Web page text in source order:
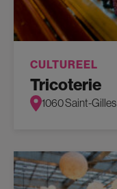
CULTUREEL
Tricoterie
1060 Saint-Gilles